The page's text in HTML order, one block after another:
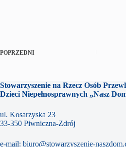
POPRZEDNI
Stowarzyszenie na Rzecz Osób
Dzieci Niepełnosprawnych „Nasz
ul. Kosarzyska 23
33-350 Piwniczna-Zdrój
e-mail: biuro@stowarzyszenie-